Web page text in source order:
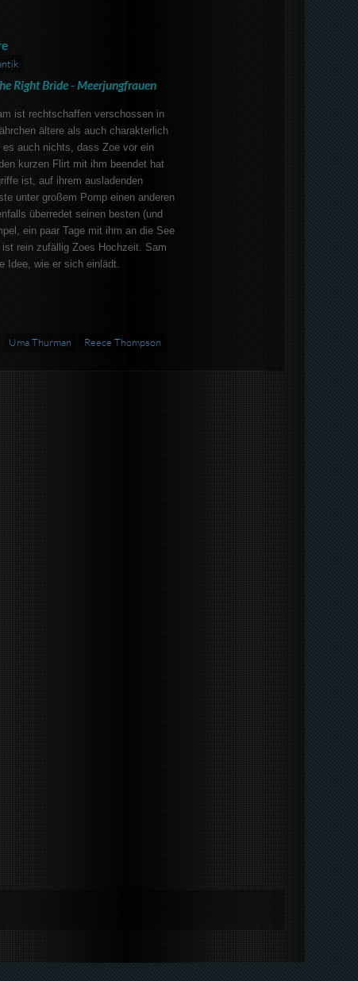
Right Bride - Meerjungfrauen
ist rechtschaffen verschossen in
ältere als auch charakterlich
es auch nichts, dass Zoe vor ein
kurzen Flirt mit ihm beendet hat
ist, auf ihrem ausladenden
unter großem Pomp einen anderen
überredet seinen besten (und
ein paar Tage mit ihm an die See
rein zufällig Zoes Hochzeit. Sam
Idee, wie er sich einlädt.
Uma Thurman Reece Thompson